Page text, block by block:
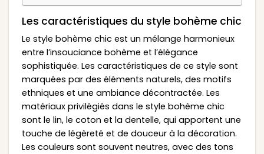
Les caractéristiques du style bohème chic
Le style bohème chic est un mélange harmonieux
entre l’insouciance bohème et l’élégance
sophistiquée. Les caractéristiques de ce style sont
marquées par des éléments naturels, des motifs
ethniques et une ambiance décontractée. Les
matériaux privilégiés dans le style bohème chic
sont le lin, le coton et la dentelle, qui apportent une
touche de légèreté et de douceur à la décoration.
Les couleurs sont souvent neutres, avec des tons